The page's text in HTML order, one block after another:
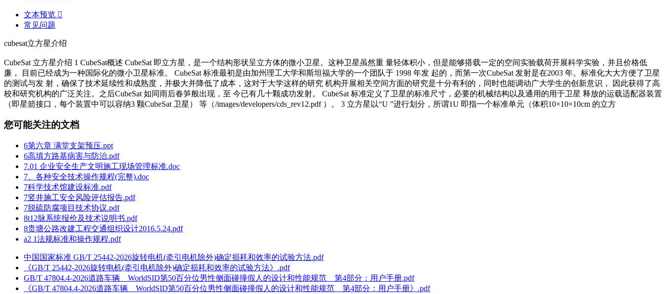
文本预览 
常见问题
cubesat立方星介绍
CubeSat 立方星介绍 1 CubeSat概述 CubeSat 即立方星，是一个结构形状呈立方体的微小卫星。这种卫星虽然重 量轻体积小，但是能够搭载一定的空间实验载荷开展科学实验，并且价格低
廉， 目前已经成为一种国际化的微小卫星标准。 CubeSat 标准最初是由加州理工大学和斯坦福大学的一个团队于 1998 年发 起的，而第一次CubeSat 发射是在2003 年。标准化大大方便了卫星
的测试与发 射，确保了技术延续性和成熟度，并极大并降低了成本，这对于大学这样的研究 机构开展相关空间方面的研究是十分有利的，同时也能调动广大学生的创新意识， 因此获得了高
校和研究机构的广泛关注。之后CubeSat 如同雨后春笋般出现，至 今已有几十颗成功发射。 CubeSat 标准定义了卫星的标准尺寸，必要的机械结构以及通用的用于卫星 释放的运载适配器装置
（即星箭接口，每个装置中可以容纳3 颗CubeSat 卫星） 等（/images/developers/cds_rev12.pdf ）。 3 立方星以“U ”进行划分，所谓1U 即指一个标准单元（体积10×10×10cm 的立方
您可能关注的文档
6第六章 满堂支架预压.ppt
6高填方路基病害与防治.pdf
7.01 企业安全生产文明施工现场管理标准.doc
7、各种安全技术操作规程(完整).doc
7科学技术馆建设标准.pdf
7竖井施工安全风险评估报告.pdf
7脱硫防腐项目技术协议.pdf
8t12脉系统报价及技术说明书.pdf
8贵塘公路改建工程交通组织设计2016.5.24.pdf
a2 1法规标准和操作规程.pdf
中国国家标准 GB/T 25442-2026旋转电机(牵引电机除外)确定损耗和效率的试验方法.pdf
《GB/T 25442-2026旋转电机(牵引电机除外)确定损耗和效率的试验方法》.pdf
GB/T 47804.4-2026道路车辆 WorldSID第50百分位男性侧面碰撞假人的设计和性能规范 第4部分：用户手册.pdf
《GB/T 47804.4-2026道路车辆 WorldSID第50百分位男性侧面碰撞假人的设计和性能规范 第4部分：用户手册》.pdf